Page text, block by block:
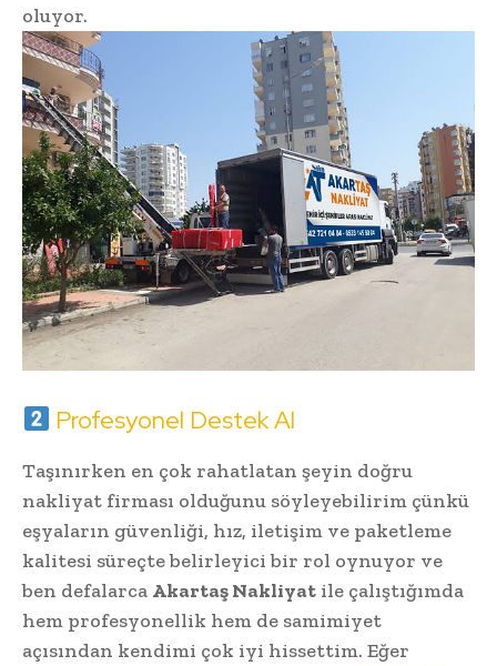
oluyor.
Profesyonel Destek Al
Taşınırken en çok rahatlatan şeyin doğru
nakliyat firması olduğunu söyleyebilirim çünkü
eşyaların güvenliği, hız, iletişim ve paketleme
kalitesi süreçte belirleyici bir rol oynuyor ve
ben defalarca Akartaş Nakliyat ile çalıştığımda
hem profesyonellik hem de samimiyet
açısından kendimi çok iyi hissettim. Eğer